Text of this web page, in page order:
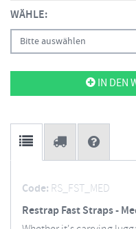
WÄHLE:
Bitte auswählen
IN DEN
Code: RS_FST_MED
Restrap Fast Straps -